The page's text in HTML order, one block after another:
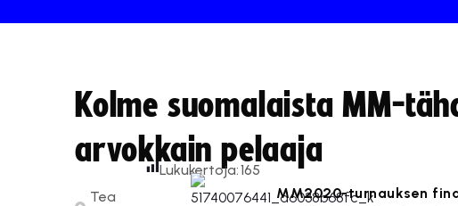
Kolme suomalaista MM-
arvokkain pelaaja
Tea
Lukukertoja:165
MM2020-turnauksen